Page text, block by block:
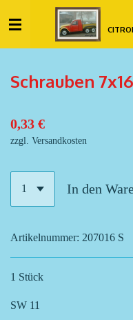
Hauptinhalt
springen
Schrauben
0,33 €
zzgl. Versandkosten
In den
Artikelnummer: 207016 S
1 Stück
SW 11